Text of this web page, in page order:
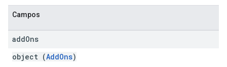
Campos
addOns
object (AddOns)